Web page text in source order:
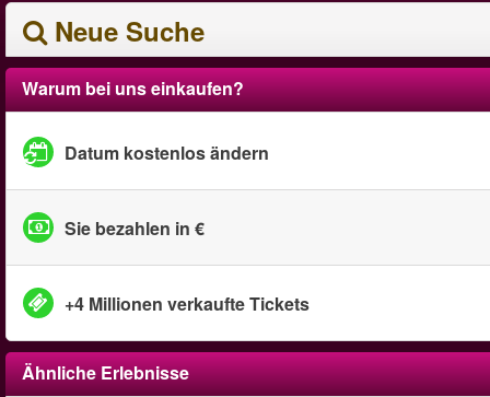
Neue Suche
Warum bei uns einkaufen?
Datum kostenlos ändern
Sie bezahlen in €
+4 Millionen verkaufte Tickets
Ähnliche Erlebnisse